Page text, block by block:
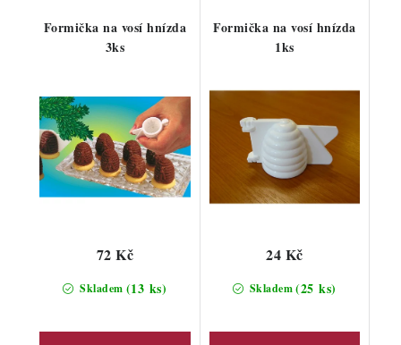
Formička na vosí hnízda
3ks
Skladem (13 ks)
72 Kč
Formička na vosí hnízda
1ks
Skladem(25 ks)
24 Kč